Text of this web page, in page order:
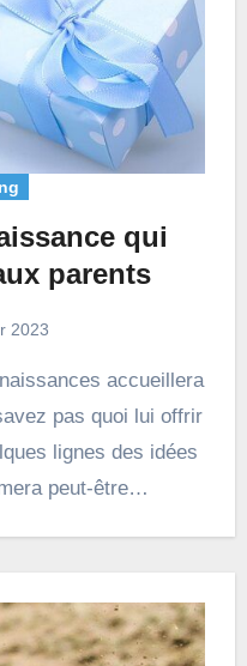
qui
parents
2023
pas quoi lui offrir
lignes des idées
peut-être…